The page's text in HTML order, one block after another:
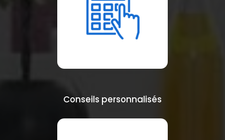
Conseils personnalisés